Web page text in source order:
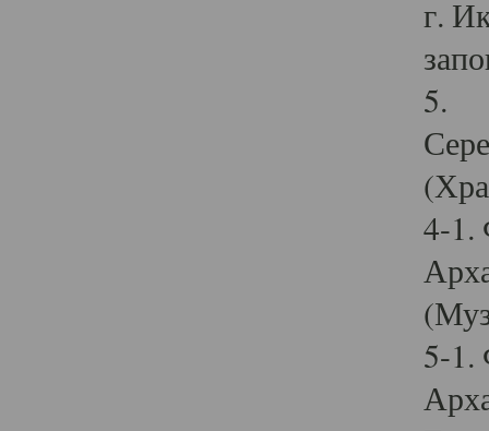
г.
5.
4-1.
5-1.